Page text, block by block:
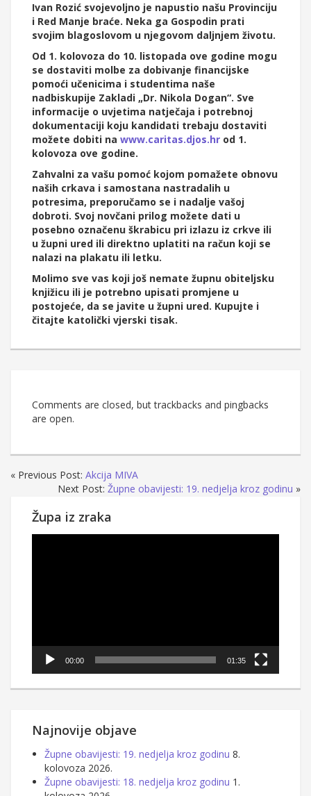
Ivan Rozić svojevoljno je napustio našu Provinciju
i Red Manje braće. Neka ga Gospodin prati
svojim blagoslovom u njegovom daljnjem životu.
Od 1. kolovoza do 10. listopada ove godine mogu
se dostaviti molbe za dobivanje financijske
pomoći učenicima i studentima naše
nadbiskupije Zakladi „Dr. Nikola Dogan“. Sve
informacije o uvjetima natječaja i potrebnoj
dokumentaciji koju kandidati trebaju dostaviti
možete dobiti na www.caritas.djos.hr od 1.
kolovoza ove godine.
Zahvalni za vašu pomoć kojom pomažete obnovu
naših crkava i samostana nastradalih u
potresima, preporučamo se i nadalje vašoj
dobroti. Svoj novčani prilog možete dati u
posebno označenu škrabicu pri izlazu iz crkve ili
u župni ured ili direktno uplatiti na račun koji se
nalazi na plakatu ili letku.
Molimo sve vas koji još nemate župnu obiteljsku
knjižicu ili je potrebno upisati promjene u
postojeće, da se javite u župni ured. Kupujte i
čitajte katolički vjerski tisak.
Comments are closed, but trackbacks and pingbacks
are open.
« Previous Post: Akcija MIVA
Next Post: Župne obavijesti: 19. nedjelja kroz godinu »
Župa iz zraka
00:00 01:35
Najnovije objave
Župne obavijesti: 19. nedjelja kroz godinu 8.
kolovoza 2026.
Župne obavijesti: 18. nedjelja kroz godinu 1.